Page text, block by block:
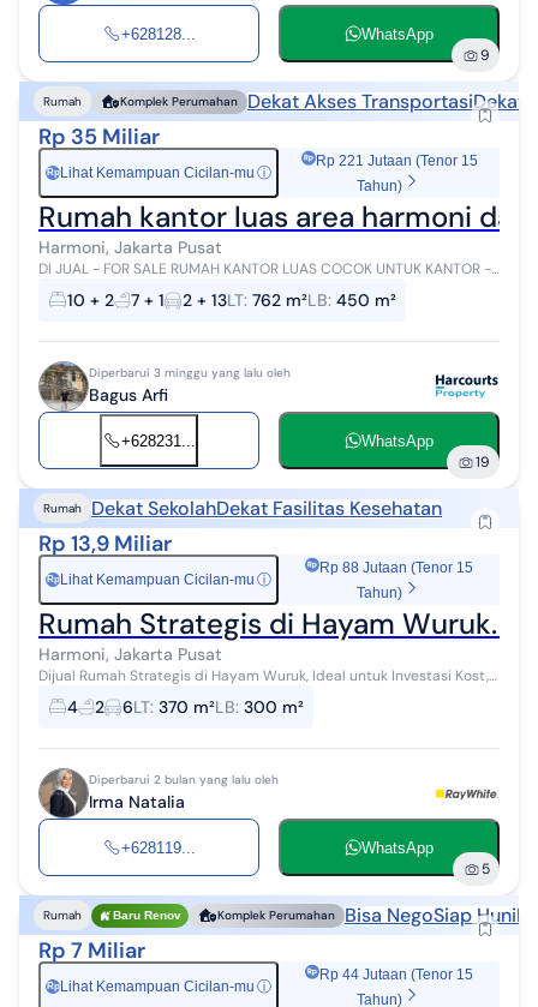
+628128... WhatsApp
9
Rumah Komplek Perumahan Dekat Akses TransportasiDekat
Rp 35 Miliar
Rp Lihat Kemampuan Cicilan-mu ⓘ
Rp 221 Jutaan (Tenor 15
Tahun)
Rumah kantor luas area harmoni
Harmoni, Jakarta Pusat
DI JUAL - FOR SALE RUMAH KANTOR LUAS COCOK UNTUK KANTOR -
Co WORKING Space - KOST2-an High Rent AREA TOMANG
HARMONY - JAKPUS SHM Sertifikat Hak Mi...
10 + 2 7 + 1 2 + 13LT: 762 m²LB: 450 m²
Diperbarui 3 minggu yang lalu oleh
Bagus Arfi
+628231... WhatsApp
19
Rumah Dekat SekolahDekat Fasilitas Kesehatan
Rp 13,9 Miliar
Rp Lihat Kemampuan Cicilan-mu ⓘ
Rp 88 Jutaan (Tenor 15
Tahun)
Rumah Strategis di Hayam Wuruk.
Harmoni, Jakarta Pusat
Dijual Rumah Strategis di Hayam Wuruk, Ideal untuk Investasi Kost,
Kantor, atau Hunian Lokasi Premium dengan Potensi Besar! Detail
Properti: •Lua...
4 2 6LT: 370 m²LB: 300 m²
Diperbarui 2 bulan yang lalu oleh
Irma Natalia
+628119... WhatsApp
5
Rumah Baru Renov Komplek Perumahan Bisa NegoSiap Huni
Rp 7 Miliar
Rp Lihat Kemampuan Cicilan-mu ⓘ
Rp 44 Jutaan (Tenor 15
Tahun)